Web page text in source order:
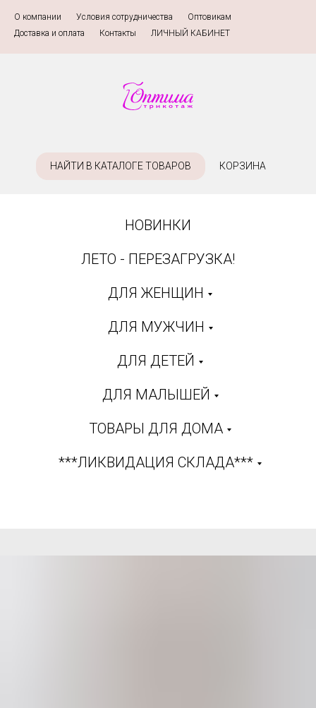
О компании Условия сотрудничества Оптовикам
Доставка и оплата
Контакты ЛИЧНЫЙ КАБИНЕТ
НАЙТИ В КАТАЛОГЕ ТОВАРОВ КОРЗИНА
НОВИНКИ
ЛЕТО - ПЕРЕЗАГРУЗКА!
ДЛЯ ЖЕНЩИН
ДЛЯ МУЖЧИН
ДЛЯ ДЕТЕЙ
ДЛЯ МАЛЫШЕЙ
ТОВАРЫ ДЛЯ ДОМА
***ЛИКВИДАЦИЯ СКЛАДА***